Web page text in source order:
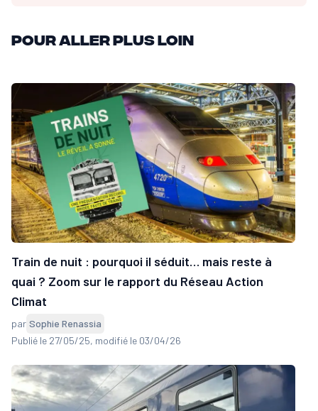
Pour aller plus loin
Train de nuit : pourquoi il séduit… mais reste à
quai ? Zoom sur le rapport du Réseau Action
Climat
par Sophie Renassia
Publié le 27/05/25, modifié le 03/04/26